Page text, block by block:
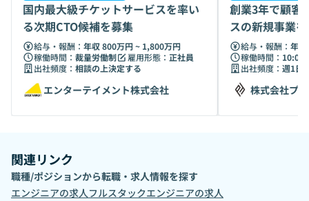
国内最大級チケットサービスを率い
る次期CTO候補を募集
給与・報酬： 年収 800万円 ~ 1,800万円
稼働時間： 裁量労働制 雇用形態： 正社員
出社頻度： 相談の上決定する
エンターテイメント株式会社
創業3年で顧客
スの新規事業
ジニア
給与・報酬： 年
稼働時間： 10:00
出社頻度： 週1日
株式会社プ
関連リンク
職種/ポジションから転職・求人情報を探す
エンジニアの求人フルスタックエンジニアの求人